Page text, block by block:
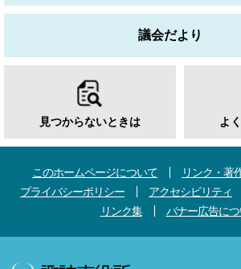
議会だより
見つからないときは よ
このホームページについて
リンク・著
プライバシーポリシー
アクセシビリティ
リンク集
バナー広告に